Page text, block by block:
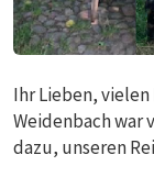
Ihr Lieben,
Weidenbach war
dazu, unseren